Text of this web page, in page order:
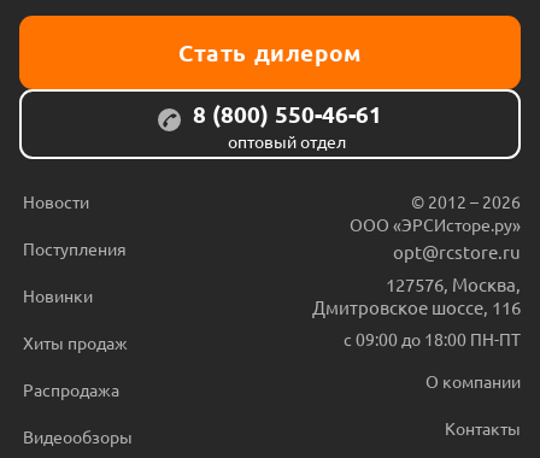
Стать дилером
8 (800) 550-46-61
оптовый отдел
Новости
Поступления
Новинки
Хиты продаж
Распродажа
Видеообзоры
© 2012 – 2026
ООО «ЭРСИсторе.ру»
opt@rcstore.ru
127576 Москва
Дмитровское шоссе, 116
с 09:00 до 18:00 ПН-ПТ
О компании
Контакты